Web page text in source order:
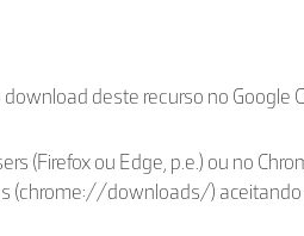
deste recurso no Google
(Firefox ou Edge, p.e.) ou no
(chrome://downloads/)